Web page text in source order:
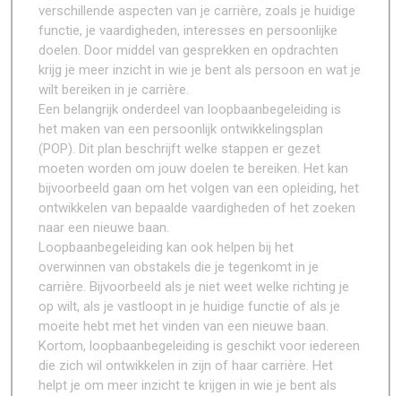
verschillende aspecten van je carrière, zoals je huidige
functie, je vaardigheden, interesses en persoonlijke
doelen. Door middel van gesprekken en opdrachten
krijg je meer inzicht in wie je bent als persoon en wat je
wilt bereiken in je carrière.
Een belangrijk onderdeel van loopbaanbegeleiding is
het maken van een persoonlijk ontwikkelingsplan
(POP). Dit plan beschrijft welke stappen er gezet
moeten worden om jouw doelen te bereiken. Het kan
bijvoorbeeld gaan om het volgen van een opleiding, het
ontwikkelen van bepaalde vaardigheden of het zoeken
naar een nieuwe baan.
Loopbaanbegeleiding kan ook helpen bij het
overwinnen van obstakels die je tegenkomt in je
carrière. Bijvoorbeeld als je niet weet welke richting je
op wilt, als je vastloopt in je huidige functie of als je
moeite hebt met het vinden van een nieuwe baan.
Kortom, loopbaanbegeleiding is geschikt voor iedereen
die zich wil ontwikkelen in zijn of haar carrière. Het
helpt je om meer inzicht te krijgen in wie je bent als